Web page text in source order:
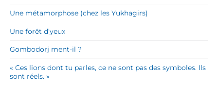
Une métamorphose (chez les Yukhagirs)
Une forêt d’yeux
Gombodorj ment-il ?
« Ces lions dont tu parles, ce ne sont pas des symboles. Ils
sont réels. »